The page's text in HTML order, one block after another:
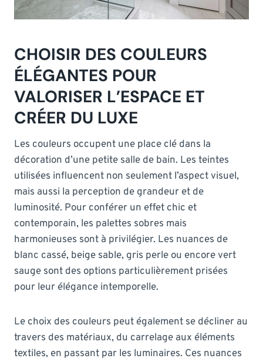
CHOISIR DES COULEURS
ÉLÉGANTES POUR
VALORISER L’ESPACE ET
CRÉER DU LUXE
Les couleurs occupent une place clé dans la
décoration d’une petite salle de bain. Les teintes
utilisées influencent non seulement l’aspect visuel,
mais aussi la perception de grandeur et de
luminosité. Pour conférer un effet chic et
contemporain, les palettes sobres mais
harmonieuses sont à privilégier. Les nuances de
blanc cassé, beige sable, gris perle ou encore vert
sauge sont des options particulièrement prisées
pour leur élégance intemporelle.
Le choix des couleurs peut également se décliner au
travers des matériaux, du carrelage aux éléments
textiles, en passant par les luminaires. Ces nuances